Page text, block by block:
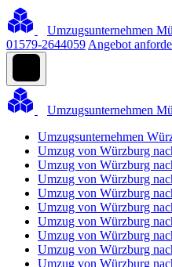
Umzugsunternehmen
01579-2644059 Angebot
Umzugsunternehmen
Umzugsunternehmen
Umzug von Würzburg
Umzug von Würzburg
Umzug von Würzburg
Umzug von Würzburg
Umzug von Würzburg
Umzug von Würzburg
Umzug von Würzburg
Umzug von Würzburg
Umzug von Würzburg